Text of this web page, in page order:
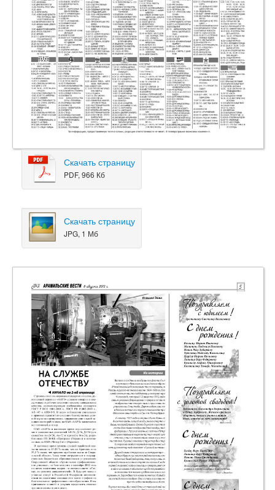
Скачать страницу
PDF, 966 Кб
Скачать страницу
JPG, 1 Мб